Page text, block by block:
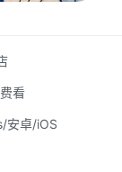
看
安卓/iOS